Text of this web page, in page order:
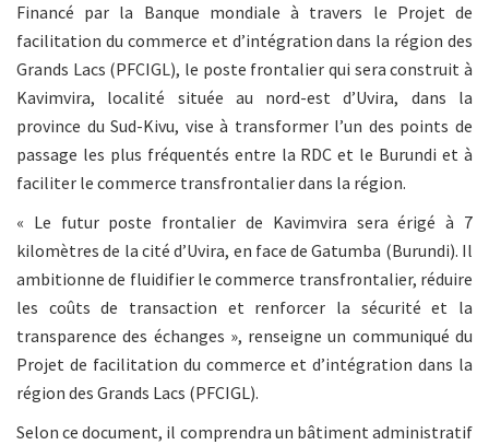
Financé par la Banque mondiale à travers le Projet de
facilitation du commerce et d’intégration dans la région des
Grands Lacs (PFCIGL), le poste frontalier qui sera construit à
Kavimvira, localité située au nord-est d’Uvira, dans la
province du Sud-Kivu, vise à transformer l’un des points de
passage les plus fréquentés entre la RDC et le Burundi et à
faciliter le commerce transfrontalier dans la région.
« Le futur poste frontalier de Kavimvira sera érigé à 7
kilomètres de la cité d’Uvira, en face de Gatumba (Burundi). Il
ambitionne de fluidifier le commerce transfrontalier, réduire
les coûts de transaction et renforcer la sécurité et la
transparence des échanges », renseigne un communiqué du
Projet de facilitation du commerce et d’intégration dans la
région des Grands Lacs (PFCIGL).
Selon ce document, il comprendra un bâtiment administratif